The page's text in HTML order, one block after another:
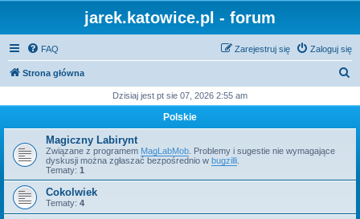
jarek.katowice.pl - forum
FAQ Zaloguj się
Zarejestruj się
Strona główna
k
Dzisiaj jest pt sie 07, 2026 2:55 am
Polskie
Magiczny Labirynt
Związane z programem MagLabMob . Problemy i sugestie nie wymagające
dyskusji można zgłaszać bezpośrednio w bugzilli
Tematy: 1
Cokolwiek
Tematy: 4